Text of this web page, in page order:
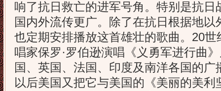
响了抗日救亡的进军号角。特别是抗
国内外流传更广。除了在抗日根据地
也定期安排播放这首雄壮的歌曲。20
唱家保罗·罗伯逊演唱《义勇军进行曲
国、英国、法国、印度及南洋各国的
以后美国又把它与美国的《美丽的美